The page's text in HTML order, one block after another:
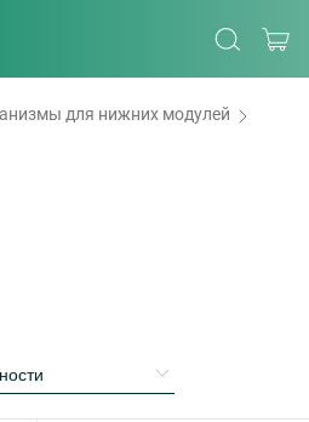
для нижних модулей